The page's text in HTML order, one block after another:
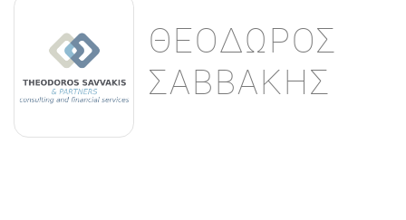
ΘΕΟΔΩΡΟΣ
ΣΑΒΒΑΚΗΣ